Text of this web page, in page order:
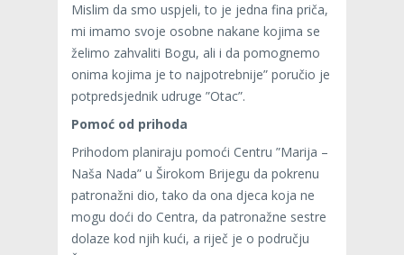
Mislim da smo uspjeli, to je jedna fina priča,
mi imamo svoje osobne nakane kojima se
želimo zahvaliti Bogu, ali i da pomognemo
onima kojima je to najpotrebnije” poručio je
potpredsjednik udruge ”Otac”.
Pomoć od prihoda
Prihodom planiraju pomoći Centru ”Marija –
Naša Nada” u Širokom Brijegu da pokrenu
patronažni dio, tako da ona djeca koja ne
mogu doći do Centra, da patronažne sestre
dolaze kod njih kući, a riječ je o području